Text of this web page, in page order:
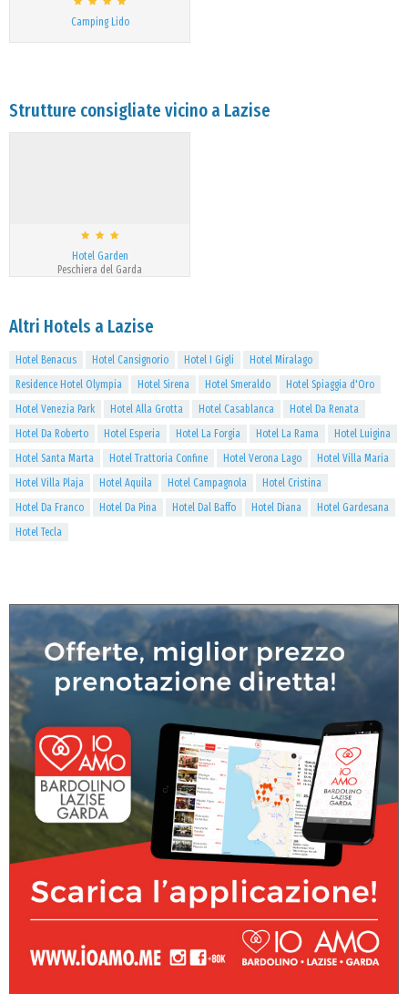
Camping Lido
Strutture consigliate vicino a Lazise
Hotel Garden
Peschiera del Garda
Altri Hotels a Lazise
Hotel Benacus Hotel Cansignorio Hotel I Gigli
Hotel Miralago
Residence Hotel Olympia
Hotel Sirena Hotel Smeraldo
Hotel Spiaggia d'Oro
Hotel Venezia Park
Hotel Alla Grotta Hotel Casablanca
Hotel Da Renata
Hotel Da Roberto
Hotel Esperia Hotel La Forgia Hotel La Rama
Hotel Luigina
Hotel Santa Marta
Hotel Trattoria Confine Hotel Verona Lago
Hotel Villa Maria
Hotel Villa Plaja
Hotel Aquila Hotel Campagnola
Hotel Cristina
Hotel Da Franco
Hotel Da Pina Hotel Dal Baffo Hotel Diana
Hotel Gardesana
Hotel Tecla